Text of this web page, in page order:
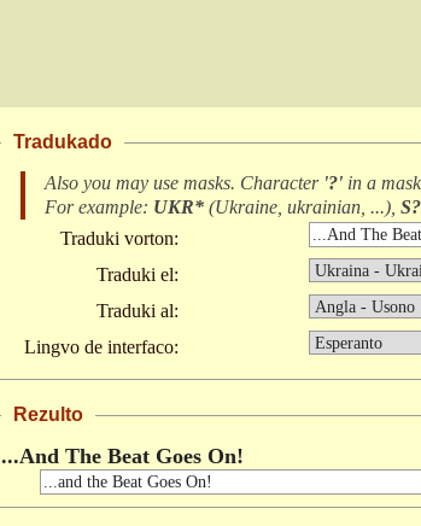
Tradukado
Also you may use masks. Character '?' in a
For example: UKR* (Ukraine, ukrainian, ...),
Traduki vorton:
Traduki el:
Traduki al:
Lingvo de interfaco:
Rezulto
...And The Beat Goes On!